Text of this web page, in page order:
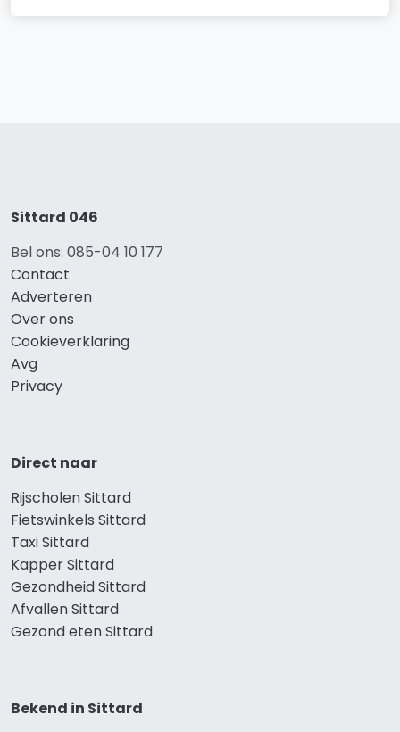
Sittard 046
Bel ons: 085-04 10 177
Contact
Adverteren
Over ons
Cookieverklaring
Avg
Privacy
Direct naar
Rijscholen Sittard
Fietswinkels Sittard
Taxi Sittard
Kapper Sittard
Gezondheid Sittard
Afvallen Sittard
Gezond eten Sittard
Bekend in Sittard